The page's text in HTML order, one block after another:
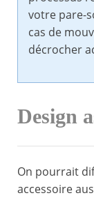
votre pare-
cas de
décrocher
Design
On pourrait
accessoire